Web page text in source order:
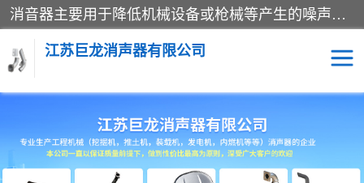
消音器主要用于降低机械设备或枪械等产生的噪声。它通过阻尼或增加排气面积来降低排气速度和功率，从而降低噪声。常见的消音器类型包括阻性消声器、抗性消声器、共振消声器以及阻抗复合式消声器等。这些消音器各有特点，适用于不同频率的噪声消除。
江苏巨龙消声器有限公司
消声器